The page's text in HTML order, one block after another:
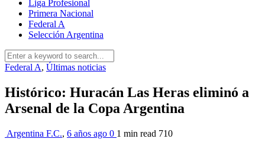
Liga Profesional
Primera Nacional
Federal A
Selección Argentina
Federal A, Últimas noticias
Histórico: Huracán Las Heras eliminó a
Arsenal de la Copa Argentina
Argentina F.C., 6 años ago 0 1 min read 710